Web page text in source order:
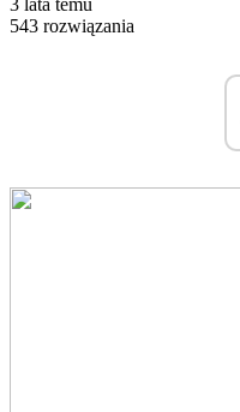
3 lata temu
543 rozwiązania